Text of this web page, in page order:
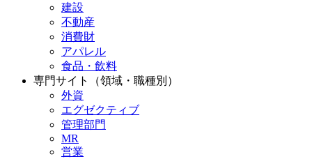
建設
不動産
消費財
アパレル
食品・飲料
専門サイト（領域・職種別）
外資
エグゼクティブ
管理部門
MR
営業